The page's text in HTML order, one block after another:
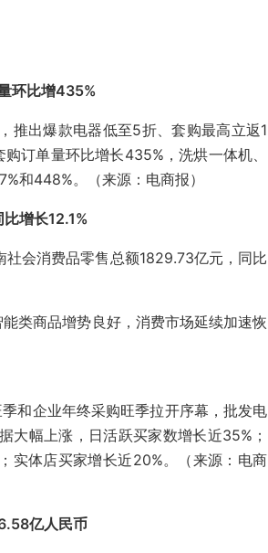
环比增435%
推出爆款电器低至5折、套购最高立返1
订单量环比增长435%，洗烘一体机、
和448%。（来源：电商报）
增长12.1%
社会消费品零售总额1829.73亿元，同比
类商品增势良好，消费市场延续加速恢
和企业年终采购旺季拉开序幕，批发电
大幅上涨，日活跃买家数增长近35%；
实体店买家增长近20%。（来源：电商
亿人民币